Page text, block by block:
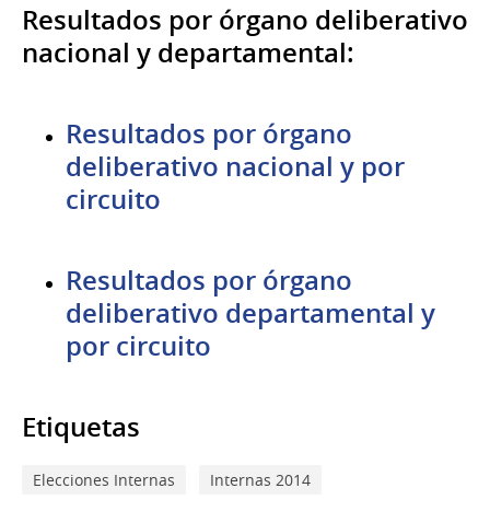
Resultados por órgano deliberativo
nacional y departamental:
Resultados por órgano
deliberativo nacional y por
circuito
Resultados por órgano
deliberativo departamental y
por circuito
Etiquetas
Elecciones Internas Internas 2014